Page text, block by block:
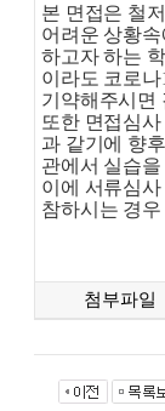
본 면접은 철
어려운 상황
하고자 하는
이라도 코로나
기약해주시면
또한 면접심
과 같기에 향
관에서 실습
이에 서류심
참하시는 경
첨부파일